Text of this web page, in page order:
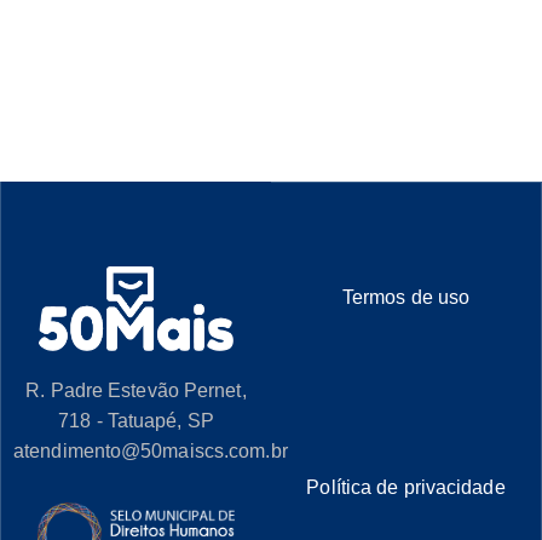
R. Padre Estevão Pernet,
718 - Tatuapé, SP
atendimento@50maiscs.com.br
Termos de uso
Política de privacidade